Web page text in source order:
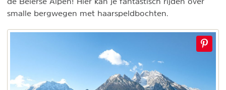
smalle bergwegen met haarspeldbochten.